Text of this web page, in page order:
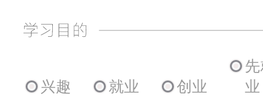
兴趣 就业 创业
业